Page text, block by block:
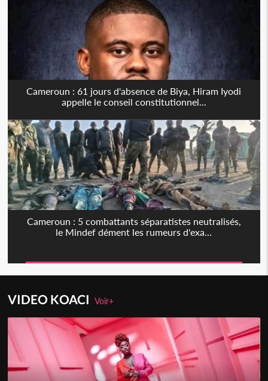
Cameroun : 61 jours d'absence de Biya, Hiram Iyodi
appelle le conseil constitutionnel...
Cameroun : 5 combattants séparatistes neutralisés,
le Mindef dément les rumeurs d'exa...
VIDEO KOACIVoir+